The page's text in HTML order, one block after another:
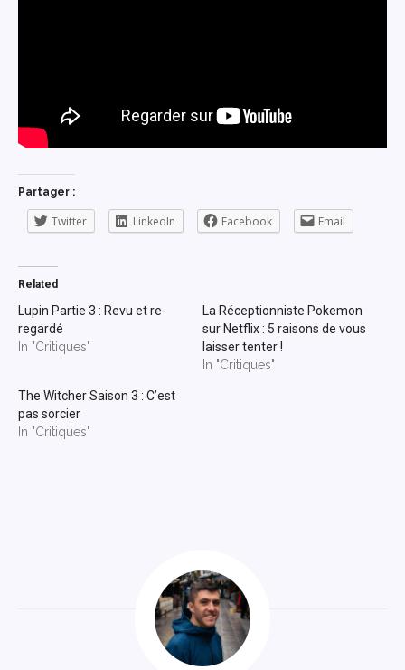
Partager :
Twitter LinkedIn Facebook Email
Related
Lupin Partie 3 : Revu et re-
regardé
In "Critiques"
La Réceptionniste Pokemon
sur Netflix : 5 raisons de vous
laisser tenter !
In "Critiques"
The Witcher Saison 3 : C’est
pas sorcier
In "Critiques"